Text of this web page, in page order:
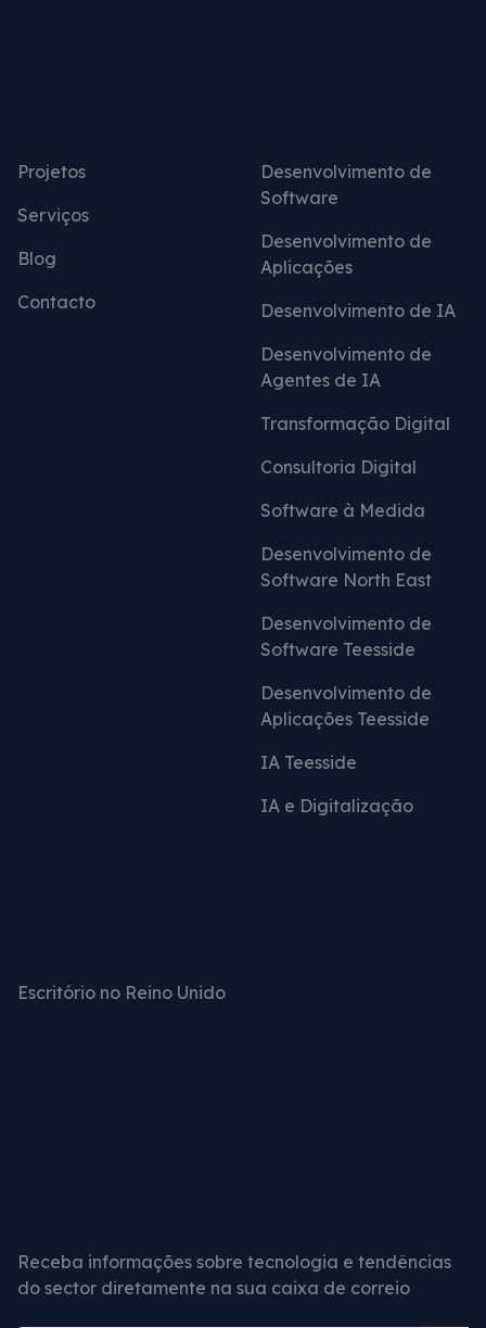
Projetos
Serviços
Blog
Contacto
Desenvolvimento de
Software
Desenvolvimento de
Aplicações
Desenvolvimento de IA
Desenvolvimento de
Agentes de IA
Transformação Digital
Consultoria Digital
Software à Medida
Desenvolvimento de
Software North East
Desenvolvimento de
Software Teesside
Desenvolvimento de
Aplicações Teesside
IA Teesside
IA e Digitalização
Escritório no Reino Unido
Receba informações sobre tecnologia e tendências
do sector diretamente na sua caixa de correio